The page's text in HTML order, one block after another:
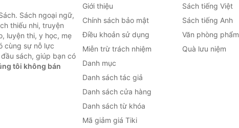
Sách ngoại ngữ,
thiếu nhi, truyện
luyện thi, y học, mẹ
cùng sự nỗ lực
sách, giúp bạn có
tôi không bán
Giới thiệu
Chính sách bảo mật
Điều khoản sử dụng
Miễn trừ trách nhiệm
Danh mục
Danh sách tác giả
Danh sách cửa hàng
Danh sách từ khóa
Mã giảm giá Tiki
Sách tiếng Việt
Sách tiếng Anh
Văn phòng phẩm
Quà lưu niệm